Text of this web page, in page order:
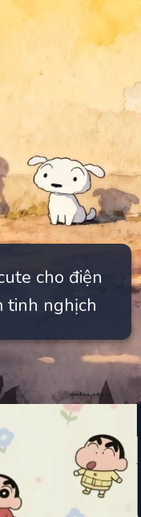
cho điện
tinh nghịch